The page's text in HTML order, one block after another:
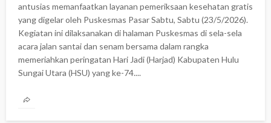
antusias memanfaatkan layanan pemeriksaan kesehatan gratis
yang digelar oleh Puskesmas Pasar Sabtu, Sabtu (23/5/2026). ‎
Kegiatan ini dilaksanakan di halaman Puskesmas di sela-sela
acara jalan santai dan senam bersama dalam rangka
memeriahkan peringatan Hari Jadi (Harjad) Kabupaten Hulu
Sungai Utara (HSU) yang ke-74....